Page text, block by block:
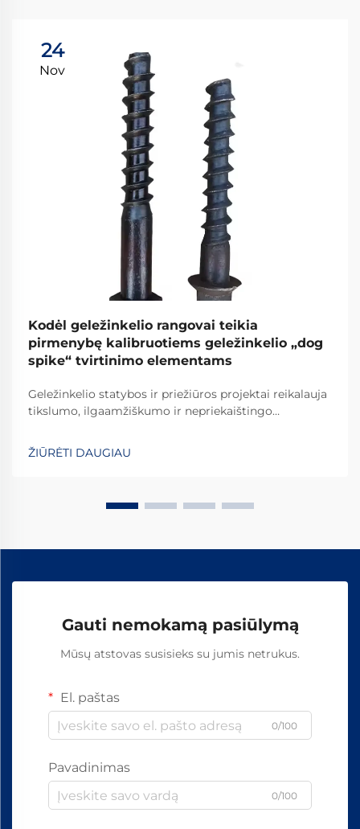
24
Nov
Kodėl geležinkelio rangovai teikia
pirmenybę kalibruotiems geležinkelio „dog
spike“ tvirtinimo elementams
Geležinkelio statybos ir priežiūros projektai reikalauja
tikslumo, ilgaamžiškumo ir nepriekaištingo
svarbiausių elementų, tvirtinančių bėgius prie šпалų,
apdailinti geležinkelio vinys išsiskiria kaip...
ŽIŪRĖTI DAUGIAU
Gauti nemokamą pasiūlymą
Mūsų atstovas susisieks su jumis netrukus.
El. paštas
0/100
Pavadinimas
0/100